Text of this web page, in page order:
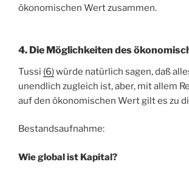
ökonomischen Wert zusammen.
4. Die Möglichkeiten des
Tussi (6)würde natürlich sagen, daß
unendlich zugleich ist, aber, mit allem
auf den ökonomischen Wert gilt es zu
Bestandsaufnahme:
Wie global ist Kapital?